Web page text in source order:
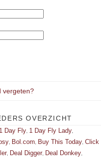
vergeten?
OVERZICHT
1 Day Fly 1 Day Fly Lady
Bol.com Buy This Today Click
Deal Digger Deal Donkey